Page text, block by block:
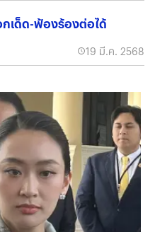
เด็ด-ฟ้องร้องต่อได้
19 มี.ค. 2568